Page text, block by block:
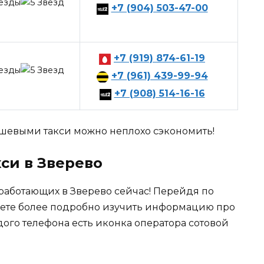
+7 (904) 503-47-00
+7 (919) 874-61-19
+7 (961) 439-99-94
+7 (908) 514-16-16
такси можно неплохо сэкономить!
в Зверево
в Зверево сейчас! Перейдя по
более подробно изучить информацию про
телефона есть иконка оператора сотовой